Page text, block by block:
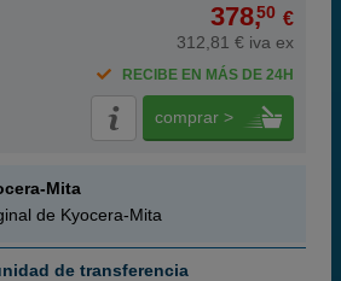
378,50 €
312,81 € iva ex
RECIBE EN MÁS DE 24H
comprar >
Mita
de Kyocera-Mita
de transferencia